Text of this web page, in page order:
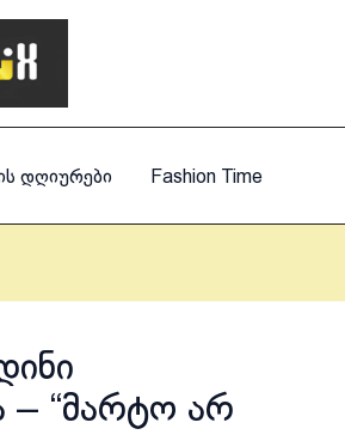
დღიურები Fashion Time
– “მარტო არ